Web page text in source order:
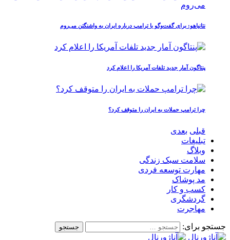
نتانیاهو: برای گفت‌وگو با ترامپ درباره ایران به واشنگتن می‌روم
پنتاگون آمار جدید تلفات آمریکا را اعلام کرد
چرا ترامپ حملات به ایران را متوقف کرد؟
قبلی بعدی
تبلیغات
وبلاگ
سلامت سبک زندگی
مهارت توسعه فردی
مد پوشاک
کسب و کار
گردشگری
مهاجرت
جستجو برای: